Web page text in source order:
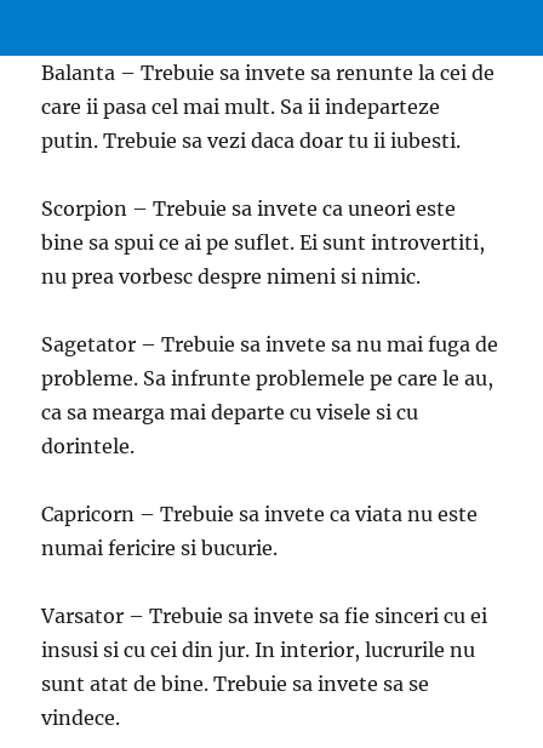
Balanta – Trebuie sa invete sa renunte la cei de
care ii pasa cel mai mult. Sa ii indeparteze
putin. Trebuie sa vezi daca doar tu ii iubesti.
Scorpion – Trebuie sa invete ca uneori este
bine sa spui ce ai pe suflet. Ei sunt introvertiti,
nu prea vorbesc despre nimeni si nimic.
Sagetator – Trebuie sa invete sa nu mai fuga de
probleme. Sa infrunte problemele pe care le au,
ca sa mearga mai departe cu visele si cu
dorintele.
Capricorn – Trebuie sa invete ca viata nu este
numai fericire si bucurie.
Varsator – Trebuie sa invete sa fie sinceri cu ei
insusi si cu cei din jur. In interior, lucrurile nu
sunt atat de bine. Trebuie sa invete sa se
vindece.